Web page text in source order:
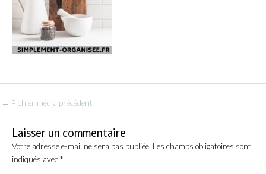
← Fichier média précédent
Laisser un commentaire
Votre adresse e-mail ne sera pas publiée. Les champs obligatoires sont
indiqués avec*